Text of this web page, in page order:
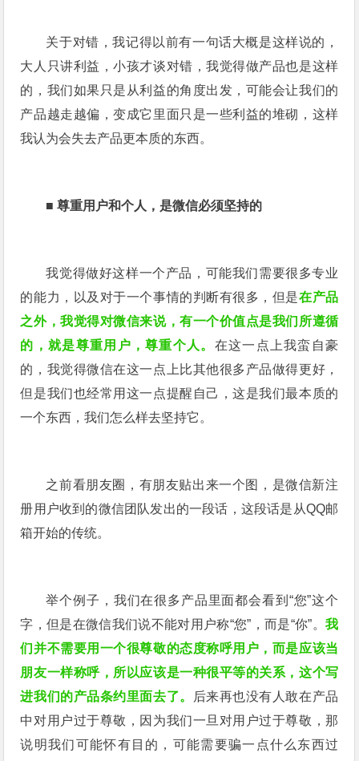
关于对错，我记得以前有一句话大概是这样说的，
大人只讲利益，小孩才谈对错，我觉得做产品也是这样
的，我们如果只是从利益的角度出发，可能会让我们的
产品越走越偏，变成它里面只是一些利益的堆砌，这样
我认为会失去产品更本质的东西。
■尊重用户和个人，是微信必须坚持的
我觉得做好这样一个产品，可能我们需要很多专业
的能力，以及对于一个事情的判断有很多，但是在产品
之外，我觉得对微信来说，有一个价值点是我们所遵循
的，就是尊重用户，尊重个人。 在这一点上我蛮自豪
的，我觉得微信在这一点上比其他很多产品做得更好，
但是我们也经常用这一点提醒自己，这是我们最本质的
一个东西，我们怎么样去坚持它。
之前看朋友圈，有朋友贴出来一个图，是微信新注
册用户收到的微信团队发出的一段话，这段话是从QQ邮
箱开始的传统。
举个例子，我们在很多产品里面都会看到“您”这个
字，但是在微信我们说不能对用户称“您”，而是“你”。我
们并不需要用一个很尊敬的态度称呼用户，而是应该当
朋友一样称呼，所以应该是一种很平等的关系，这个写
进我们的产品条约里面去了。
后来再也没有人敢在产品
中对用户过于尊敬，因为我们一旦对用户过于尊敬，那
说明我们可能怀有目的，可能需要骗一点什么东西过